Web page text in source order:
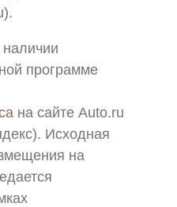
).
наличии
программе
на сайте Auto.ru
Исходная
на